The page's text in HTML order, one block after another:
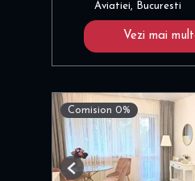
Aviatiei, Bucuresti
Vezi mai
Comision 0%
Previous